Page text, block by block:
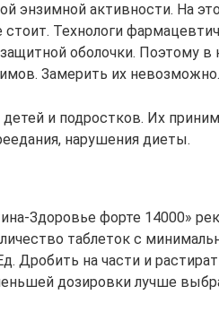
энзимной активности. На
Технологи
оболочки. Поэтому в
Замерить их невозможно.
и подростков. Их
нарушения диеты.
Здоровье форте 14000»
таблеток с
Дробить на части и
дозировки лучше